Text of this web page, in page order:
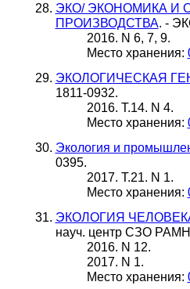
ЭКО/ ЭКОНОМИКА И
ПРОИЗВОДСТВА. -
2016. N 6, 7, 9.
Место хранения:
ЭКОЛОГИЧЕСКАЯ
1811-0932.
2016. Т.14. N 4.
Место хранения:
Экология и
0395.
2017. Т.21. N 1.
Место хранения:
ЭКОЛОГИЯ
науч. центр СЗО
2016. N 12.
2017. N 1.
Место хранения: